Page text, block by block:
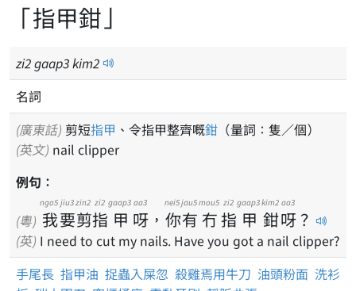
「指甲鉗」
zi2gaap3kim2
名詞
(廣東話) 剪短指甲 、令指甲整齊嘅鉗 （量詞：隻／個）
(英文) nail clipper
例句：
(粵) 我
ngo5
要
jiu3
剪
zin2
指
zi2
甲
gaap3
呀
aa3
， 你
nei5
有
jau5
冇
mou5
指
zi2
甲
gaap3
鉗
kim2
呀
aa3
？
(英) I need to cut my nails. Have you got a nail clipper?
手尾長 指甲油 捉蟲入屎忽 殺雞焉用牛刀 油頭粉面 洗衫